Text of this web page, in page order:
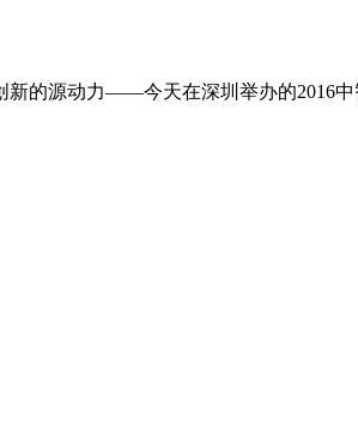
新的源动力——今天在深圳举办的2016